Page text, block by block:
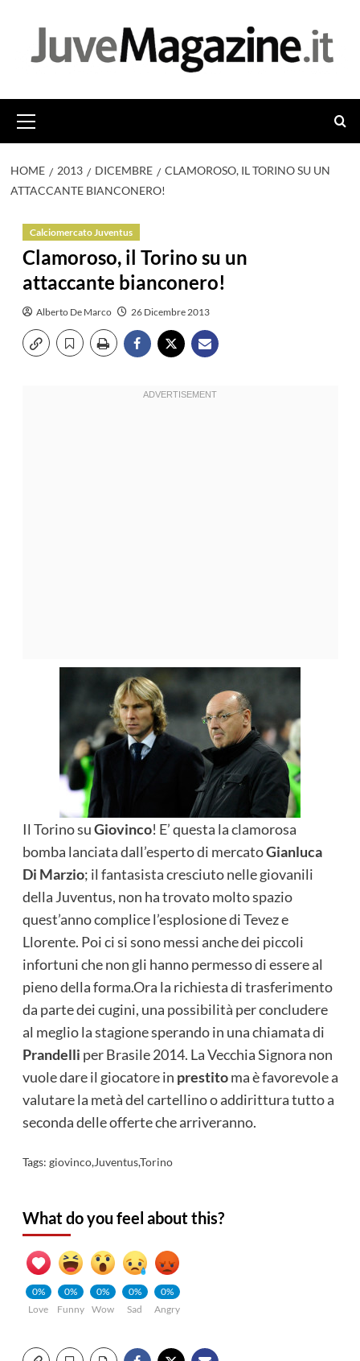
principale
HOME 2013 DICEMBRE
CLAMOROSO, IL TORINO SU UN
ATTACCANTE BIANCONERO!
Calciomercato Juventus
Clamoroso, il Torino su un
attaccante bianconero!
Alberto De Marco 26 Dicembre 2013
Il Torino suGiovinco! E’ questa la clamorosa
bomba lanciata dall’esperto di mercatoGianluca
Di Marzio; il fantasista cresciuto nelle giovanili
della Juventus, non ha trovato molto spazio
quest’anno complice l’esplosione di Tevez e
Llorente. Poi ci si sono messi anche dei piccoli
infortuni che non gli hanno permesso di essere al
pieno della forma.Ora la richiesta di trasferimento
da parte dei cugini, una possibilità per concludere
al meglio la stagione sperando in una chiamata di
Prandelli per Brasile 2014. La Vecchia Signora non
vuole dare il giocatore in prestitoma è favorevole a
valutare la metà del cartellino o addirittura tutto a
seconda delle offerte che arriveranno.
Tags: giovinco,Juventus,Torino
What do you feel about this?
0%
Love
0%
Funny
0%
Wow
0%
Sad
0%
Angry